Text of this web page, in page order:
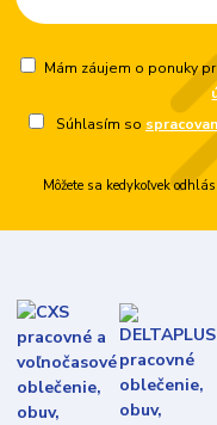
Mám záujem o ponuky
Súhlasím so
Môžete sa kedykoľvek